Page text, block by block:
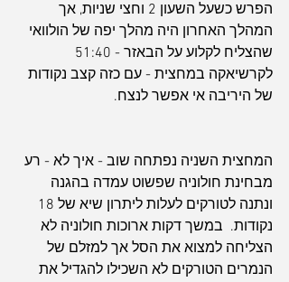
הפרש כשעל השעון 2 וחצי שניות, אך
המהלך האחרון היה מהלך יפה של הולוואי
לקרשיאקה במחצית - עם כזה קצב נקודות
של היריבה אי אפשר לנצח.
המחצית השניה נפתחה שוב - איך לא - רע
מבחינת חולוניה שפשוט עמדה בהגנה
נקודות.  במשך דקות ארוכות חולוניה לא
הצליחה למצוא את הסל אך למזלם של
הנמרים הטורקים לא השכילו להגדיל את